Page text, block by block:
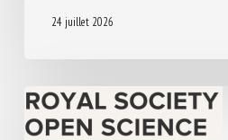
24 juillet 2026